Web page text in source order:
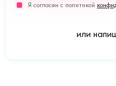
Я согласен с политикой
или